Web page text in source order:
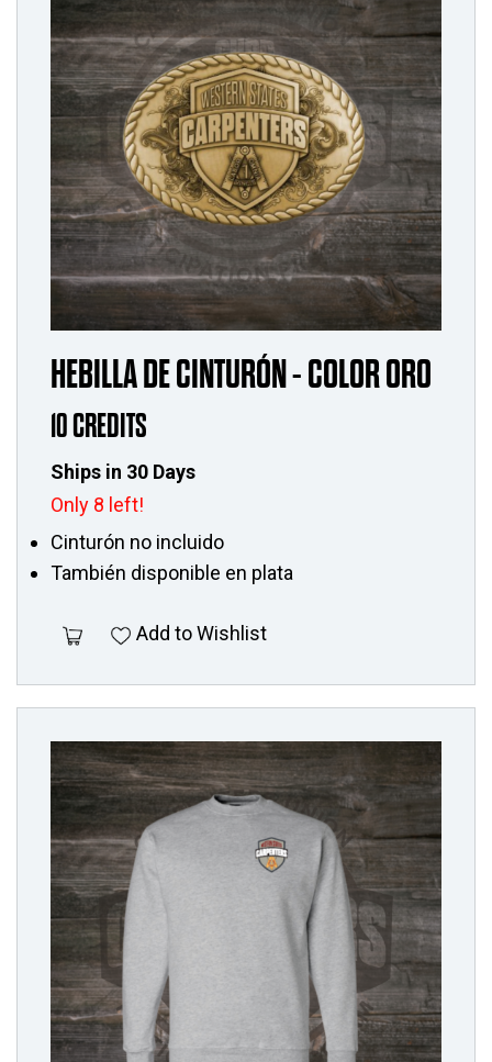
HEBILLA DE CINTURÓN - COLOR ORO
10 CREDITS
Ships in 30 Days
Only 8 left!
Cinturón no incluido
También disponible en plata
Add to Wishlist